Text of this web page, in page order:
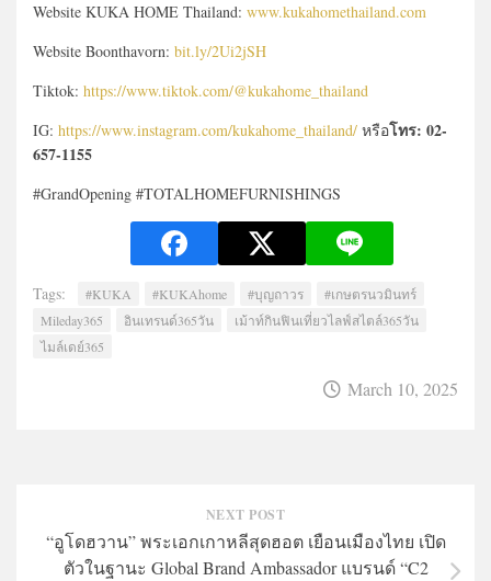
Website KUKA HOME Thailand: www.kukahomethailand.com
Website Boonthavorn: bit.ly/2Ui2jSH
Tiktok: https://www.tiktok.com/@kukahome_thailand
IG: https://www.instagram.com/kukahome_thailand/ หรือโทร: 02-
657-1155
#GrandOpening #TOTALHOMEFURNISHINGS
Tags: #KUKA #KUKAhome #บุญถาวร
#เกษตรนวมินทร์
Mileday365
อินเทรนด์365วัน
เม้าท์กินฟินเที่ยวไลฟ์สไตล์365วัน
ไมล์เดย์365
March 10, 2025
NEXT POST
“อูโดฮวาน” พระเอกเกาหลีสุดฮอต เยือนเมืองไทย เปิด
ตัวในฐานะ Global Brand Ambassador แบรนด์ “C2